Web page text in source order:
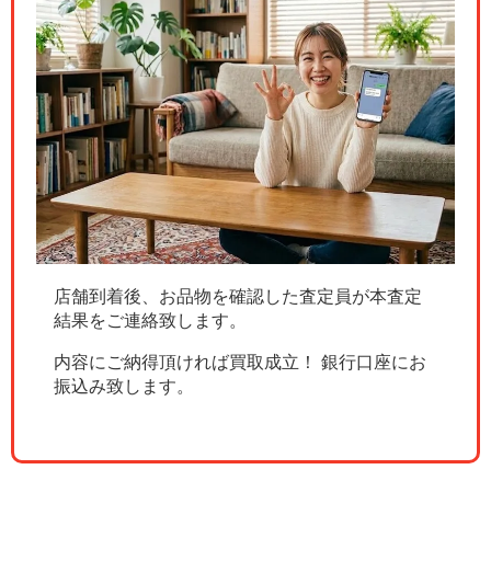
店舗到着後、お品物を確認した査定員が本査定
結果をご連絡致します。
内容にご納得頂ければ買取成立！ 銀行口座にお
振込み致します。